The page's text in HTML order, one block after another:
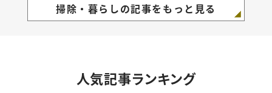
掃除・暮らしの記事をもっと見る
人気記事ランキング